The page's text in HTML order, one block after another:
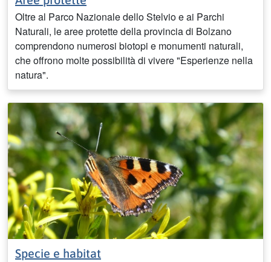
Oltre al Parco Nazionale dello Stelvio e ai Parchi
Naturali, le aree protette della provincia di Bolzano
comprendono numerosi biotopi e monumenti naturali,
che offrono molte possibilità di vivere "Esperienze nella
natura".
Specie e habitat